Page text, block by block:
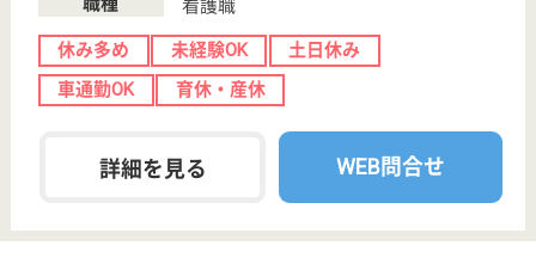
プライバシーポリシー 運営会社